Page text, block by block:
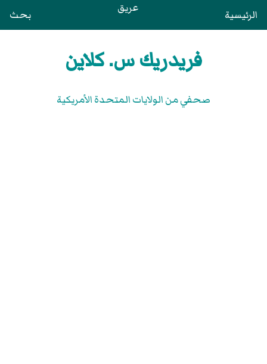
الرئيسية عريق بحث
فريدريك س. كلاين
صحفي من الولايات المتحدة الأمريكية